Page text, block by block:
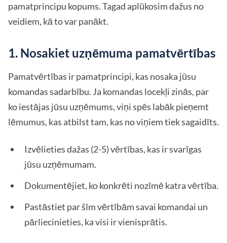
pamatprincipu kopums. Tagad aplūkosim dažus no
veidiem, kā to var panākt.
1. Nosakiet uzņēmuma pamatvērtības
Pamatvērtības ir pamatprincipi, kas nosaka jūsu
komandas sadarbību. Ja komandas locekļi zinās, par
ko iestājas jūsu uzņēmums, viņi spēs labāk pieņemt
lēmumus, kas atbilst tam, kas no viņiem tiek sagaidīts.
Izvēlieties dažas (2-5) vērtības, kas ir svarīgas
jūsu uzņēmumam.
Dokumentējiet, ko konkrēti nozīmē katra vērtība.
Pastāstiet par šīm vērtībām savai komandai un
pārliecinieties, ka visi ir vienisprātis.